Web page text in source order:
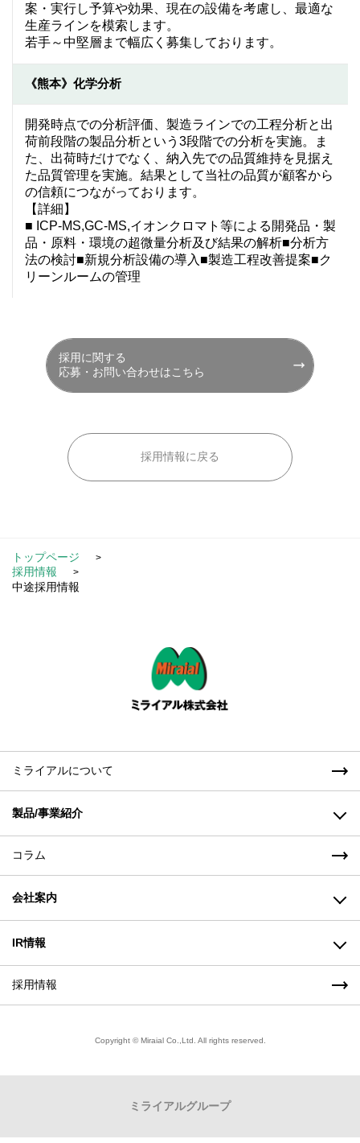
案・実行し予算や効果、現在の設備を考慮し、最適な
生産ラインを模索します。
若手～中堅層まで幅広く募集しております。
《熊本》化学分析
開発時点での分析評価、製造ラインでの工程分析と出
荷前段階の製品分析という3段階での分析を実施。ま
た、出荷時だけでなく、納入先での品質維持を見据え
た品質管理を実施。結果として当社の品質が顧客から
の信頼につながっております。
【詳細】
■ ICP-MS,GC-MS,イオンクロマト等による開発品・製
品・原料・環境の超微量分析及び結果の解析■分析方
法の検討■新規分析設備の導入■製造工程改善提案■ク
リーンルームの管理
採用に関する
応募・お問い合わせはこちら
採用情報に戻る
トップページ
採用情報
中途採用情報
ミライアルについて
製品/事業紹介
高機能樹脂製品事業
成形機事業(株式会社山城精機製作所)
樹脂・金属加工事業(株式会社ミライアル東北)
コラム
会社案内
ごあいさつ
経営理念
IR情報
株主の皆様へ（経営方針）
採用情報
Copyright © Miraial Co.,Ltd. All rights reserved.
ミライアルグループ